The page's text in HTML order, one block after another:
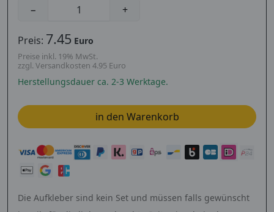
− +
Preis: 7.45 Euro
Preise inkl. 19% MwSt.
zzgl. Versandkosten 4.95 Euro
Herstellungsdauer ca. 2-3 Werktage.
Die Aufkleber sind kein Set und müssen falls gewünscht